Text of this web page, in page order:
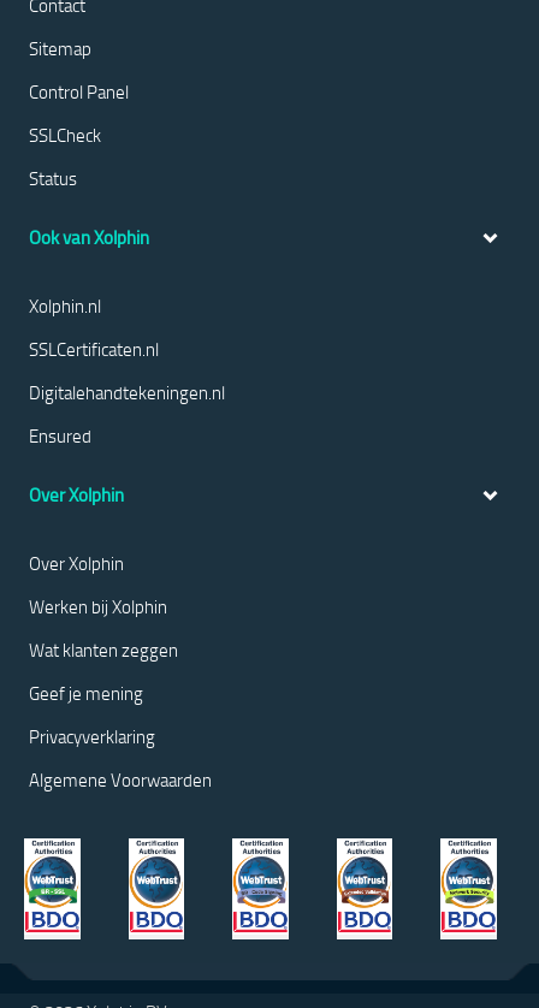
Contact
Sitemap
Control Panel
SSLCheck
Status
Ook van Xolphin
Xolphin.nl
SSLCertificaten.nl
Digitalehandtekeningen.nl
Ensured
Over Xolphin
Over Xolphin
Werken bij Xolphin
Wat klanten zeggen
Geef je mening
Privacyverklaring
Algemene Voorwaarden